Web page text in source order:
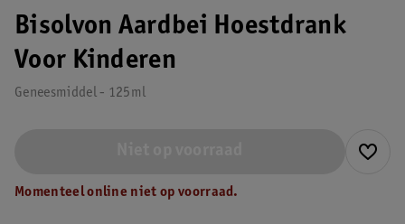
Bisolvon Aardbei Hoestdrank
Voor Kinderen
Geneesmiddel - 125ml
Momenteel online niet op voorraad.